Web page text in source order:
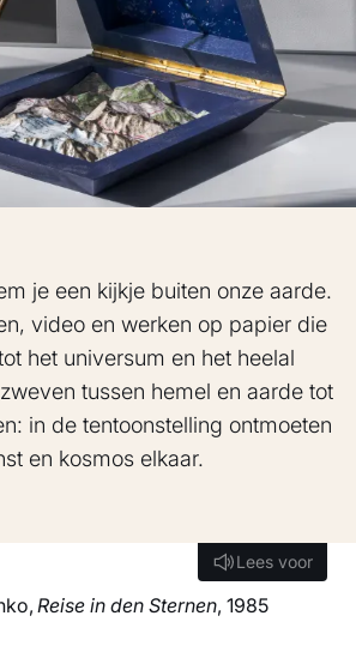
je een kijkje buiten onze aarde.
video en werken op papier die
het universum en het heelal
tussen hemel en aarde tot
in de tentoonstelling ontmoeten
en kosmos elkaar.
Lees voor
Lees voor
Reise in den Sternen, 1985